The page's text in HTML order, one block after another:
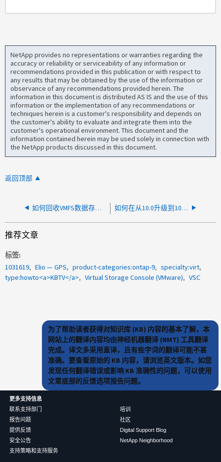
NetApp provides no representations or warranties regarding the
accuracy or reliability or serviceability of any information or
recommendations provided in this publication or with respect to
any results that may be obtained by the use of the information or
observance of any recommendations provided herein. The
information in this document is distributed AS IS and the use of this
information or the implementation of any recommendations or
techniques herein is a customer's responsibility and depends on
the customer's ability to evaluate and integrate them into the
customer's operational environment. This document and the
information contained herein may be used solely in connection with
the NetApp products discussed in this document.
返回顶部
如何回收VMFS数据存储库上未使用的存储块 如何在从10.0升级到10.1失败时恢复适用于VMware vSphere的ONTAP工具
推荐文章
标签
1031619
Elio — GPS product-categories:ontap-9
specialty:virt
type:howto<a>KBTV</a>
Virtual Storage Console (VMware) VSC
为了帮助读者获得对知识库 (KB) 内容的基本了解，本
网站上的翻译内容均由神经机器翻译 (NMT) 工具翻译
完成。译文多采用直译，且有些字词的翻译可能不甚
准确。要查看原始的 KB 内容，请浏览英文版本。如您
发现任何翻译错误或影响 KB 准确性的问题，可以使用
文章底部的反馈选项报告问题。
更多支持信息
联系支持部门
报告问题
提供反馈
安全公告
支持策略和支持服务
培训
社区
Digital Support Blog
NetApp Neighborhood